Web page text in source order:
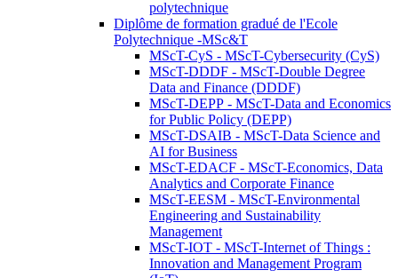
polytechnique
Diplôme de formation gradué de l'Ecole
Polytechnique -MSc&T
MScT-CyS - MScT-Cybersecurity (CyS)
MScT-DDDF - MScT-Double Degree
Data and Finance (DDDF)
MScT-DEPP - MScT-Data and Economics
for Public Policy (DEPP)
MScT-DSAIB - MScT-Data Science and
AI for Business
MScT-EDACF - MScT-Economics, Data
Analytics and Corporate Finance
MScT-EESM - MScT-Environmental
Engineering and Sustainability
Management
MScT-IOT - MScT-Internet of Things :
Innovation and Management Program